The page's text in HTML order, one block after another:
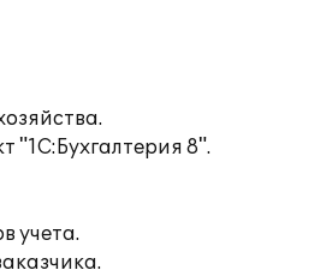
"1С:Бухгалтерия 8".
учета.